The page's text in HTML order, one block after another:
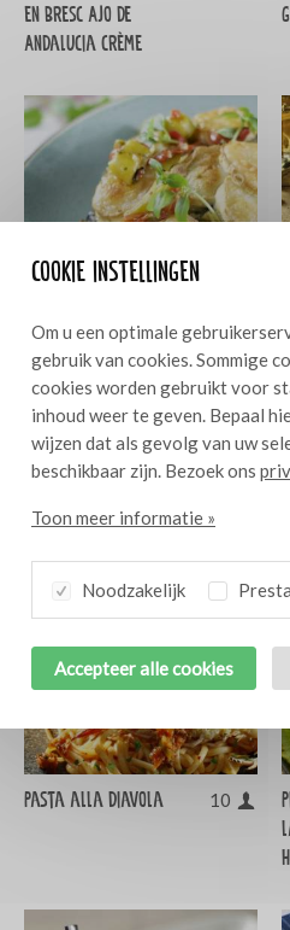
Cookie instellingen
Om u een optimale
gebruik van cookies. Sommige
cookies worden gebruikt voor
inhoud weer te geven. Bepaal
wijzen dat als gevolg van uw
beschikbaar zijn. Bezoek ons
Toon meer informatie »
Noodzakelijk
Accepteer alle cookies
en Bresc Ajo de
Andalucia crème
Moussaka met
geitenkaas en
vegetarisch gehakt
10
Pasta alla diavola 10